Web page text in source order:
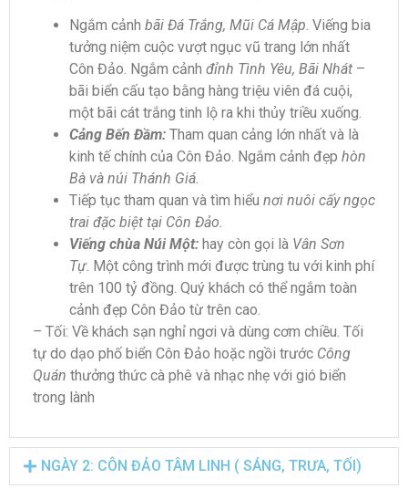
Ngắm cảnh bãi Đá Trắng, Mũi Cá Mập . Viếng bia
tưởng niệm cuộc vượt ngục vũ trang lớn nhất
Côn Đảo. Ngắm cảnh đỉnh Tình Yêu, Bãi Nhát –
bãi biển cấu tạo bằng hàng triệu viên đá cuội,
một bãi cát trắng tinh lộ ra khi thủy triều xuống.
Cảng Bến Đầm: Tham quan cảng lớn nhất và là
kinh tế chính của Côn Đảo. Ngắm cảnh đẹp hòn
Bà và núi Thánh Giá.
Tiếp tục tham quan và tìm hiểu nơi nuôi cấy ngọc
trai đặc biệt tại Côn Đảo.
Viếng chùa Núi Một: hay còn gọi là Vân Sơn
Tự. Một công trình mới được trùng tu với kinh phí
trên 100 tỷ đồng. Quý khách có thể ngắm toàn
cảnh đẹp Côn Đảo từ trên cao.
– Tối: Về khách sạn nghỉ ngơi và dùng cơm chiều. Tối
tự do dạo phố biển Côn Đảo hoặc ngồi trước Công
Quán thưởng thức cà phê và nhạc nhẹ với gió biển
trong lành
NGÀY 2: CÔN ĐẢO TÂM LINH ( SÁNG, TRƯA, TỐI)